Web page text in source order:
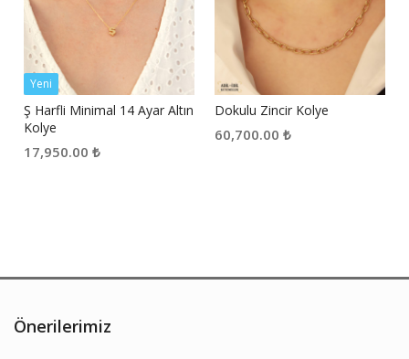
Yeni
Ş Harfli Minimal 14 Ayar Altın
Kolye
17,950.00 ₺
Dokulu Zincir Kolye
60,700.00 ₺
Önerilerimiz